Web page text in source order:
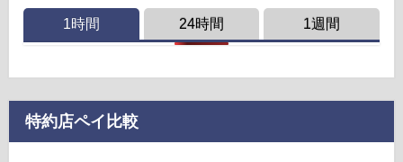
1時間 24時間 1週間
特約店ペイ比較